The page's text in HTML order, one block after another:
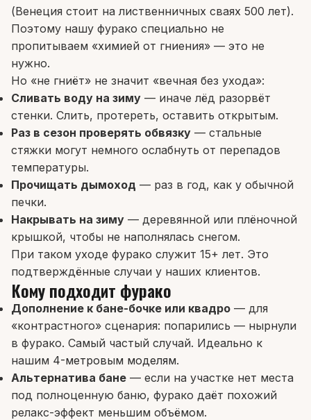
(Венеция стоит на лиственничных сваях 500 лет).
Поэтому нашу фурако специально не
пропитываем «химией от гниения» — это не
нужно.
Но «не гниёт» не значит «вечная без ухода»:
Сливать воду на зиму — иначе лёд разорвёт
стенки. Слить, протереть, оставить открытым.
Раз в сезон проверять обвязку — стальные
стяжки могут немного ослабнуть от перепадов
температуры.
Прочищать дымоход — раз в год, как у обычной
печки.
Накрывать на зиму — деревянной или плёночной
крышкой, чтобы не наполнялась снегом.
При таком уходе фурако служит 15+ лет. Это
подтверждённые случаи у наших клиентов.
Кому подходит фурако
Дополнение к бане-бочке или квадро — для
«контрастного» сценария: попарились — нырнули
в фурако. Самый частый случай. Идеально к
нашим 4-метровым моделям.
Альтернатива бане — если на участке нет места
под полноценную баню, фурако даёт похожий
релакс-эффект меньшим объёмом.